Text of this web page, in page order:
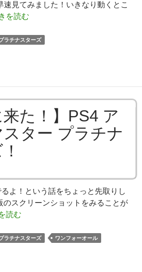
速見てみました！いきなり動くとこ
を読む
ラチナスターズ
来た！】PS4 ア
ター プラチナ
よ！という話をちょっと先取りし
のスクリーンショットをみることが
読む
ラチナスターズ ワンフォーオール